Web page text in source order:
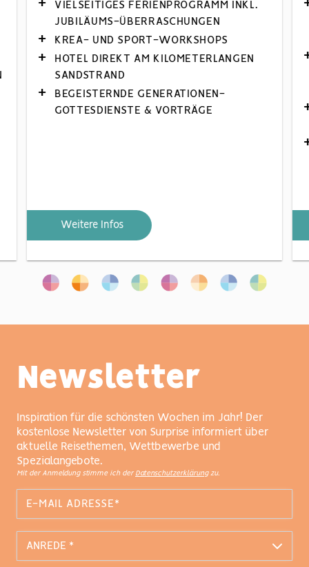
VIELSEITIGES FERIENPROGRAMM INKL.
JUBILÄUMS-ÜBERRASCHUNGEN
KREA- UND SPORT-WORKSHOPS
HOTEL DIREKT AM KILOMETERLANGEN
SANDSTRAND
BEGEISTERNDE GENERATIONEN-
GOTTESDIENSTE & VORTRÄGE
Weitere Infos
Newsletter
Inspiration für die schönsten Wochen im Jahr! Der
kostenlose Newsletter von Surprise informiert über
aktuelle Reisethemen, Wettbewerbe und
Spezialangebote.
Mit der Anmeldung stimme ich der Datenschutzerklärungzu.